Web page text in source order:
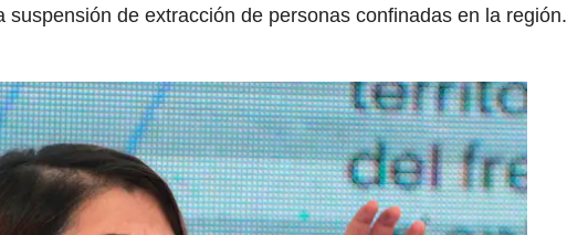
suspensión de extracción de personas confinadas en la región.